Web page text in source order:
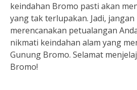
keindahan Bromo pasti akan
yang tak terlupakan. Jadi,
merencanakan petualangan
nikmati keindahan alam yang
Gunung Bromo. Selamat
Bromo!